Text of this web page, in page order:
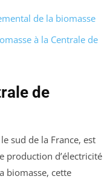
de la biomasse
à la Centrale de
de
sud de la France, est
production d’électricité
biomasse, cette